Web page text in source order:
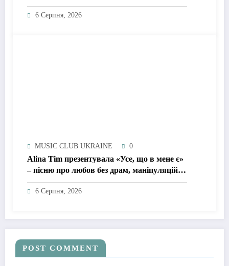
жити попри війну
6 Серпня, 2026
MUSIC CLUB UKRAINE 0
Alina Tim презентувала «Усе, що в мене є»
– пісню про любов без драм, маніпуляцій і
зайвих ігор
6 Серпня, 2026
POST COMMENT